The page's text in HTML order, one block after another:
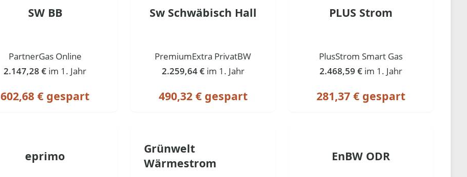
SW BB
PartnerGas Online
2.147,28 € im 1. Jahr
602,68 € gespart
Sw Schwäbisch Hall
PremiumExtra PrivatBW
2.259,64 € im 1. Jahr
490,32 € gespart
PLUS Strom
PlusStrom Smart Gas
2.468,59 € im 1. Jahr
281,37 € gespart
eprimo
Grünwelt
Wärmestrom
EnBW ODR